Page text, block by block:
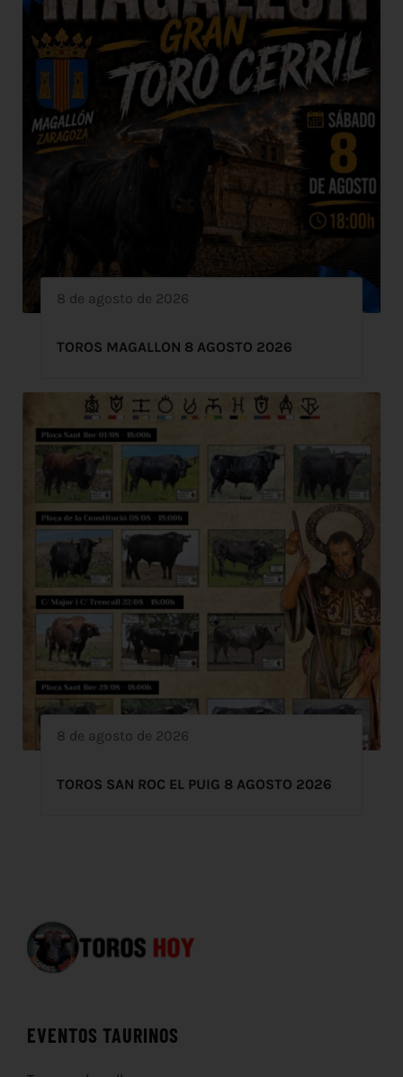
8 de agosto de 2026
TOROS MAGALLON 8 AGOSTO 2026
8 de agosto de 2026
TOROS SAN ROC EL PUIG 8 AGOSTO 2026
EVENTOS TAURINOS